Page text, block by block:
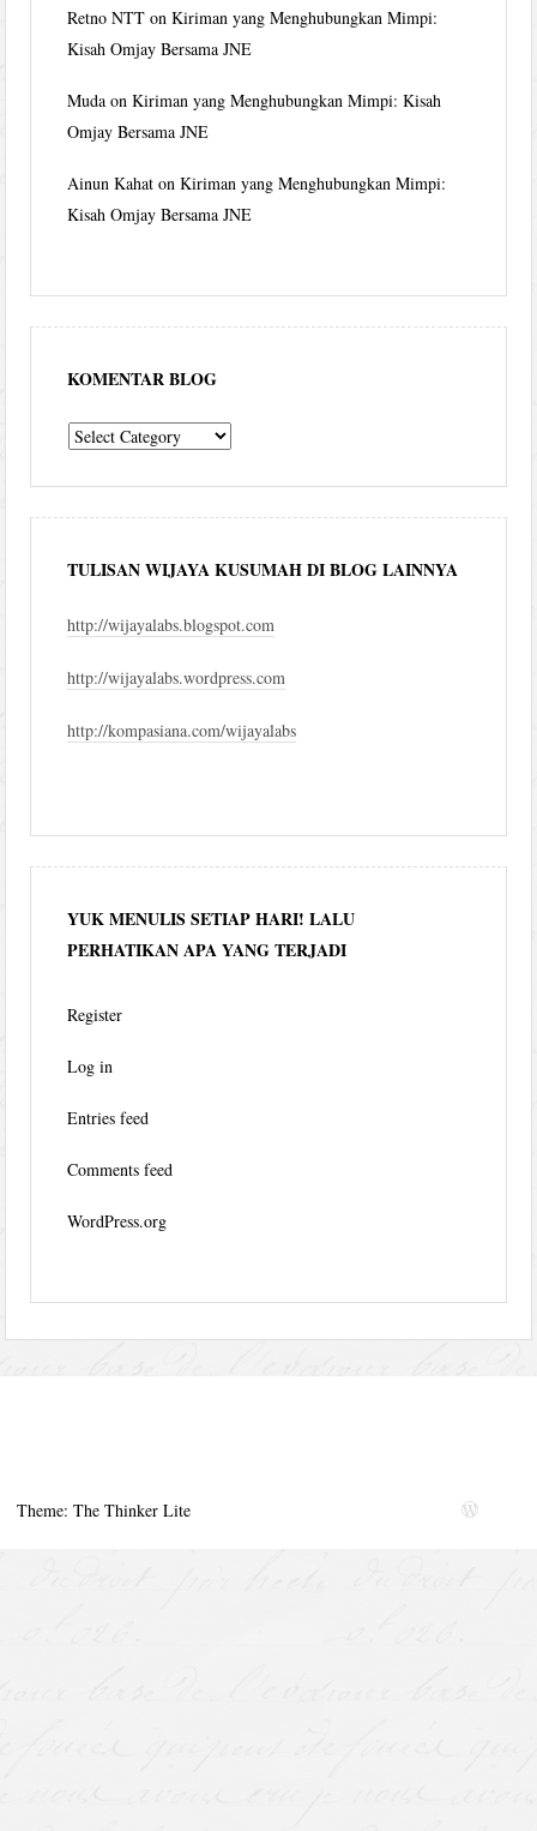
Retno NTT onKiriman yang Menghubungkan Mimpi:
Kisah Omjay Bersama JNE
Muda onKiriman yang Menghubungkan Mimpi: Kisah
Omjay Bersama JNE
Ainun Kahat onKiriman yang Menghubungkan Mimpi:
Kisah Omjay Bersama JNE
KOMENTAR BLOG
komentar
TULISAN WIJAYA KUSUMAH DI BLOG LAINNYA
http://wijayalabs.blogspot.com
http://wijayalabs.wordpress.com
http://kompasiana.com/wijayalabs
YUK MENULIS SETIAP HARI! LALU
PERHATIKAN APA YANG TERJADI
Register
Log in
Entries feed
Comments feed
WordPress.org
Theme: The Thinker Lite